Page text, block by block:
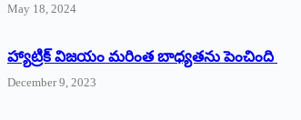
May 18, 2024
హ్యాట్రిక్ విజయం మరింత బాధ్యతను పెంచింది
December 9, 2023